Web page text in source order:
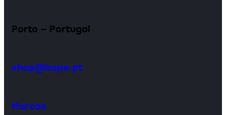
Porto — Portugal
shop@bope.pt
Marcas